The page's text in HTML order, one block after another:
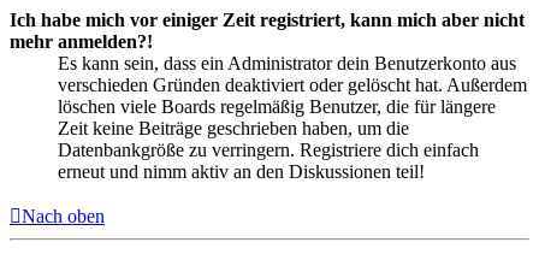
Ich habe mich vor einiger Zeit registriert, kann mich aber nicht
mehr anmelden?!
Es kann sein, dass ein Administrator dein Benutzerkonto aus
verschieden Gründen deaktiviert oder gelöscht hat. Außerdem
löschen viele Boards regelmäßig Benutzer, die für längere
Zeit keine Beiträge geschrieben haben, um die
Datenbankgröße zu verringern. Registriere dich einfach
erneut und nimm aktiv an den Diskussionen teil!
Nach oben